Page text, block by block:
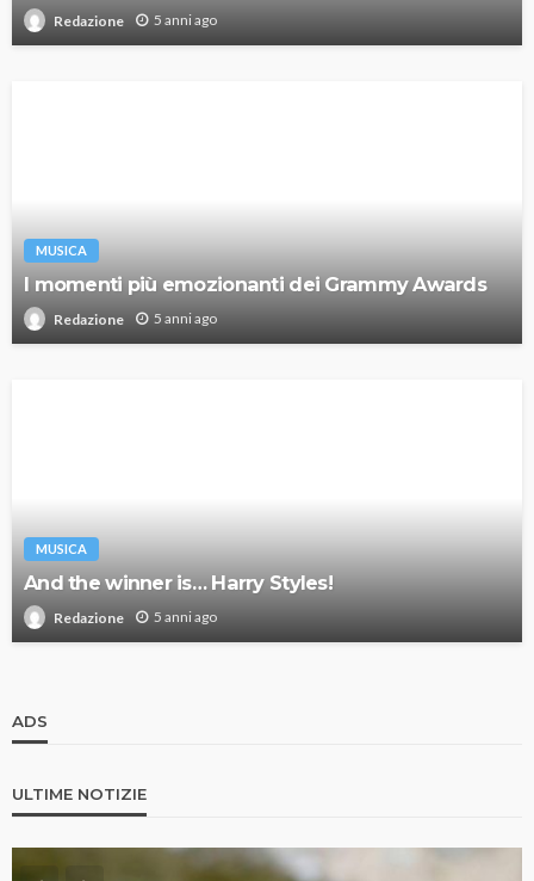
Redazione 5 anni ago
MUSICA
I momenti più emozionanti dei Grammy Awards
Redazione 5 anni ago
MUSICA
And the winner is… Harry Styles!
Redazione 5 anni ago
ADS
ULTIME NOTIZIE